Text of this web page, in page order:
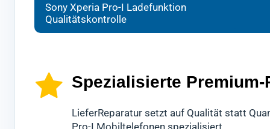
Sony Xperia Pro-I Ladefunktion
Qualitätskontrolle
Spezialisierte
LieferReparatur setzt auf Qualität statt
Pro-I Mobiltelefonen spezialisiert.